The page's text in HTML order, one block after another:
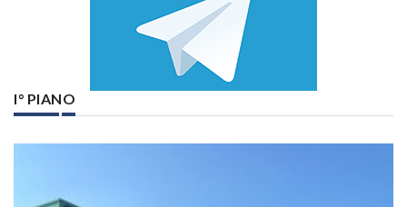
I° PIANO